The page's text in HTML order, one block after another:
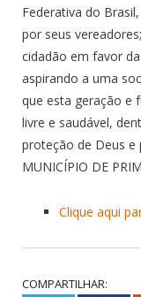
Federativa do
por seus
cidadão em favor
aspirando a uma
que esta geração e
livre e saudável,
proteção de Deus e
MUNICÍPIO DE
Clique aqui
COMPARTILHAR: